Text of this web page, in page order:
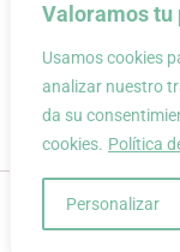
Valoramos tu
Usamos cookies
analizar nuestro
da su
cookies. Política
Personalizar
Atención al
Carrito
conloquetengo ·